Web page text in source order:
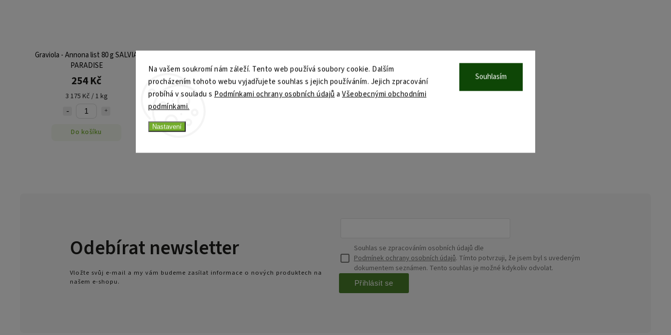
Na vašem soukromí nám záleží. Tento web používá soubory cookie. Dalším
procházením tohoto webu vyjadřujete souhlas s jejich používáním. Jejich zpracování
probíhá v souladu s Podmínkami ochrany osobních údajůa Všeobecnými obchodními
podmínkami.
Nastavení
Souhlasím
Graviola - Annona list 80 g SALVIA
PARADISE
254 Kč
3 175 Kč / 1 kg
Do košíku
Odebírat newsletter
Vložte svůj e-mail a my vám budeme zasílat informace o nových produktech na
našem e-shopu.
Souhlas se zpracováním osobních údajů dle
Podmínek ochrany osobních údajů. Tímto potvrzuji, že jsem byl s uvedeným
dokumentem seznámen. Tento souhlas je možné kdykoliv odvolat.
Přihlásit se